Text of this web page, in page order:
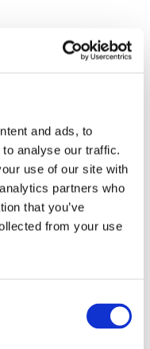
and ads, to
analyse our traffic.
use of our site with
partners who
that you’ve
from your use